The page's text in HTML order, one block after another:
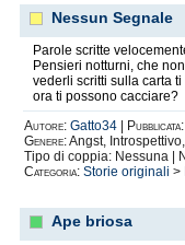
Nessun Segnale
Parole scritte
Pensieri notturni, che
vederli scritti sulla carta
ora ti possono cacciare?
Autore: Gatto34 Pubblicata:
Genere:Angst, Introspettivo,
Tipo di coppia: Nessuna |
Categoria: Storie originali >
Ape briosa